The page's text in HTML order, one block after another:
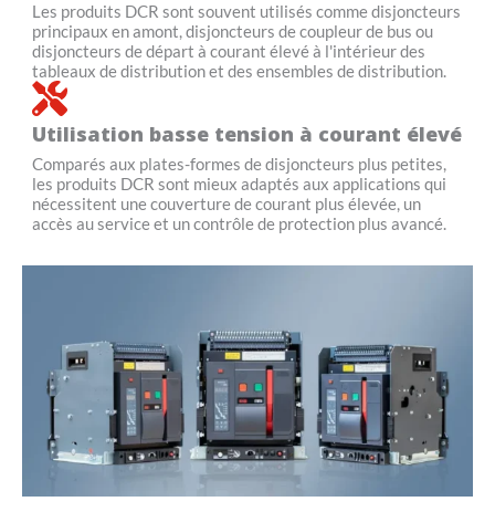
Les produits DCR sont souvent utilisés comme disjoncteurs
principaux en amont, disjoncteurs de coupleur de bus ou
disjoncteurs de départ à courant élevé à l'intérieur des
tableaux de distribution et des ensembles de distribution.
Utilisation basse tension à courant élevé
Comparés aux plates-formes de disjoncteurs plus petites,
les produits DCR sont mieux adaptés aux applications qui
nécessitent une couverture de courant plus élevée, un
accès au service et un contrôle de protection plus avancé.